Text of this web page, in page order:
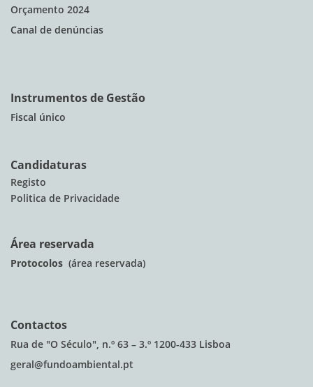
Orçamento 2024
Canal de denúncias
Instrumentos de Gestão
Fiscal único
Candidaturas
Registo
Politica de Privacidade
Área reservada
Protocolos (área reservada)
Contactos
Rua de "O Século", n.º 63 – 3.º 1200-433 Lisboa
geral@fundoambiental.pt